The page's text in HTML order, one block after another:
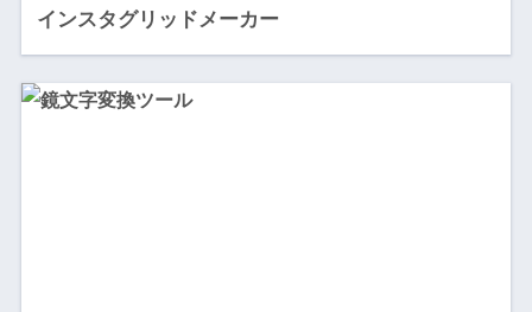
インスタグリッドメーカー